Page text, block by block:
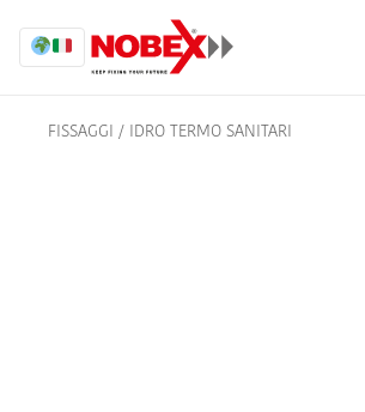
FISSAGGI / IDRO TERMO SANITARI